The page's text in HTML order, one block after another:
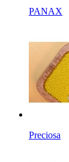
PANAX
Preciosa